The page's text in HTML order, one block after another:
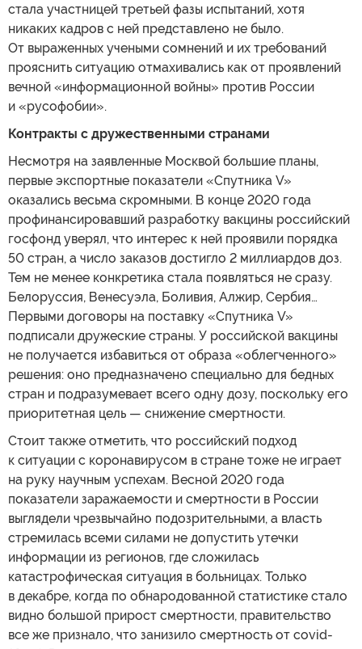
стала участницей третьей фазы испытаний, хотя
никаких кадров с ней представлено не было.
От выраженных учеными сомнений и их требований
прояснить ситуацию отмахивались как от проявлений
вечной «информационной войны» против России
и «русофобии».
Контракты с дружественными странами
Несмотря на заявленные Москвой большие планы,
первые экспортные показатели «Спутника V»
оказались весьма скромными. В конце 2020 года
профинансировавший разработку вакцины российский
госфонд уверял, что интерес к ней проявили порядка
50 стран, а число заказов достигло 2 миллиардов доз.
Тем не менее конкретика стала появляться не сразу.
Белоруссия, Венесуэла, Боливия, Алжир, Сербия…
Первыми договоры на поставку «Спутника V»
подписали дружеские страны. У российской вакцины
не получается избавиться от образа «облегченного»
решения: оно предназначено специально для бедных
стран и подразумевает всего одну дозу, поскольку его
приоритетная цель — снижение смертности.
Стоит также отметить, что российский подход
к ситуации с коронавирусом в стране тоже не играет
на руку научным успехам. Весной 2020 года
показатели заражаемости и смертности в России
выглядели чрезвычайно подозрительными, а власть
стремилась всеми силами не допустить утечки
информации из регионов, где сложилась
катастрофическая ситуация в больницах. Только
в декабре, когда по обнародованной статистике стало
видно большой прирост смертности, правительство
все же признало, что занизило смертность от covid-